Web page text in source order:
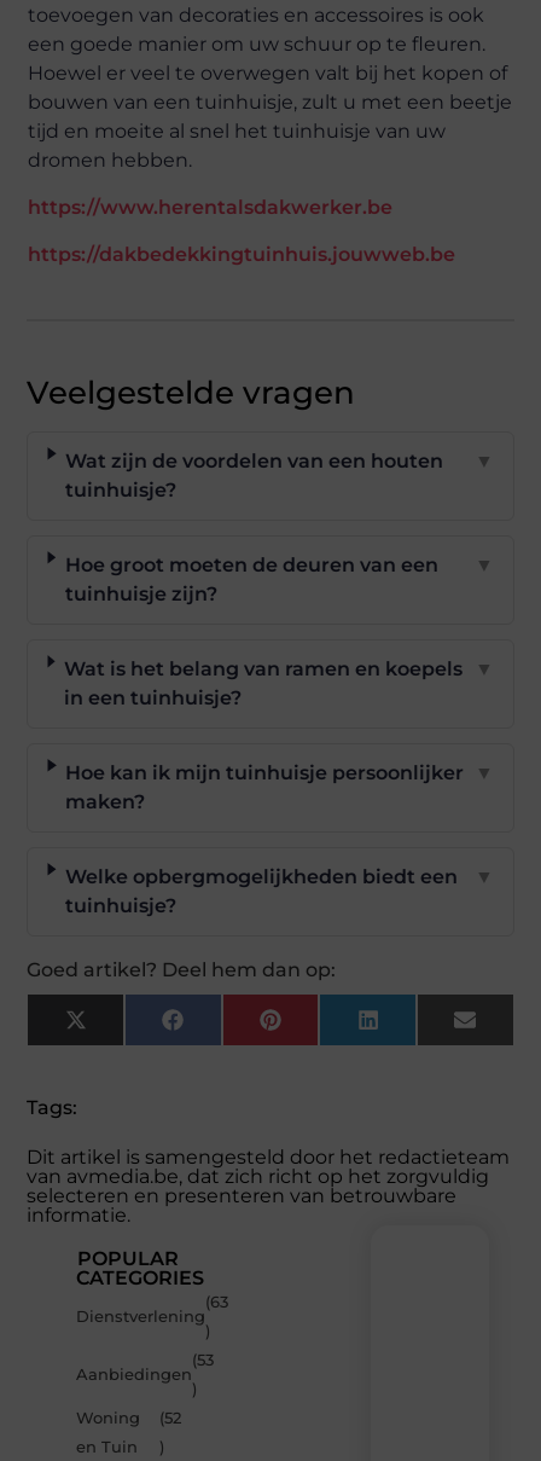
toevoegen van decoraties en accessoires is ook
een goede manier om uw schuur op te fleuren.
Hoewel er veel te overwegen valt bij het kopen of
bouwen van een tuinhuisje, zult u met een beetje
tijd en moeite al snel het tuinhuisje van uw
dromen hebben.
https://www.herentalsdakwerker.be
https://dakbedekkingtuinhuis.jouwweb.be
Veelgestelde vragen
Wat zijn de voordelen van een houten
tuinhuisje?
▼
Hoe groot moeten de deuren van een
tuinhuisje zijn?
▼
Wat is het belang van ramen en koepels
in een tuinhuisje?
▼
Hoe kan ik mijn tuinhuisje persoonlijker
maken?
▼
Welke opbergmogelijkheden biedt een
tuinhuisje?
▼
Goed artikel? Deel hem dan op:
X
(Twitter)
FacebookPinterestLinkedIn Email
Tags:
Dit artikel is samengesteld door het redactieteam
van avmedia.be, dat zich richt op het zorgvuldig
selecteren en presenteren van betrouwbare
informatie.
POPULAR
CATEGORIES
Dienstverlening
(63
)
Aanbiedingen
(53
)
Woning
en Tuin
(52
)